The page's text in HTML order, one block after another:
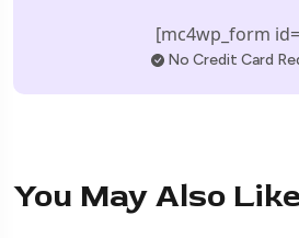
[mc4wp_form
No Credit Card
You May Also Like